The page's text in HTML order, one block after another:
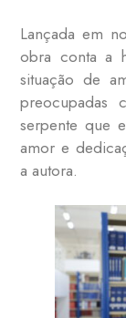
Lançada em
obra conta a
situação de
preocupadas
serpente que
amor e
a autora.